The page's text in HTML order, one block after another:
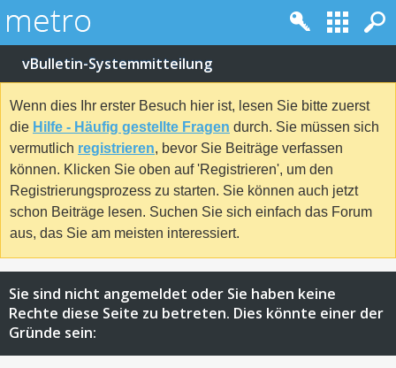
vBulletin-Systemmitteilung
Wenn dies Ihr erster Besuch hier ist, lesen Sie bitte zuerst
die Hilfe - Häufig gestellte Fragen durch. Sie müssen sich
vermutlich registrieren, bevor Sie Beiträge verfassen
können. Klicken Sie oben auf 'Registrieren', um den
Registrierungsprozess zu starten. Sie können auch jetzt
schon Beiträge lesen. Suchen Sie sich einfach das Forum
aus, das Sie am meisten interessiert.
Sie sind nicht angemeldet oder Sie haben keine
Rechte diese Seite zu betreten. Dies könnte einer der
Gründe sein: